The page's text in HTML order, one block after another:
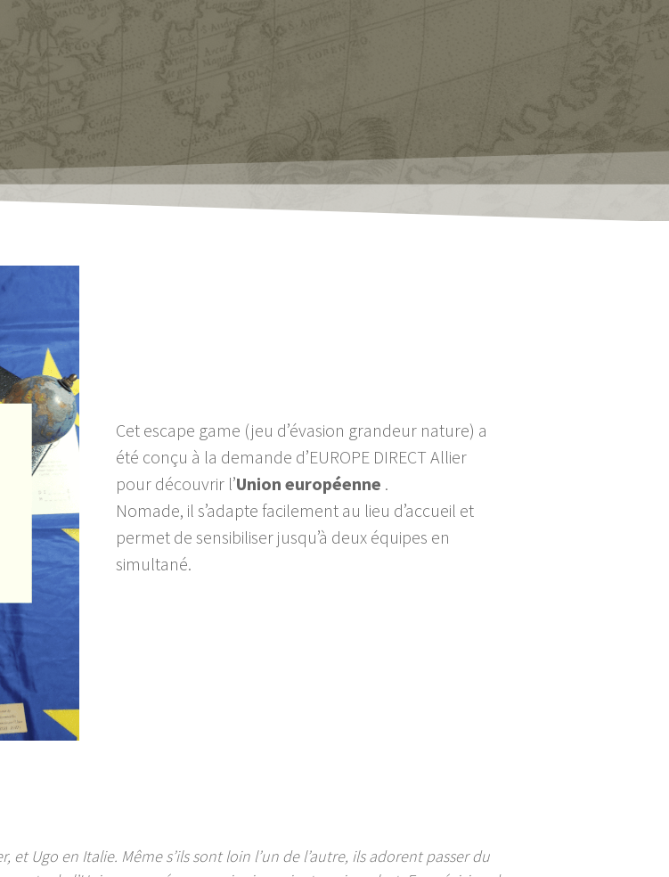
Cet escape game (jeu d’évasion grandeur nature) a
été conçu à la demande d’EUROPE DIRECT Allier
pour découvrir l’Union européenne .
Nomade, il s’adapte facilement au lieu d’accueil et
permet de sensibiliser jusqu’à deux équipes en
simultané.
et Ugo en Italie. Même s’ils sont loin l’un de l’autre, ils adorent passer du